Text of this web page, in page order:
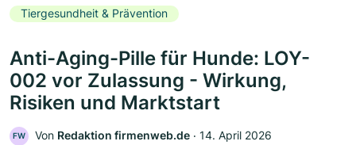
Tiergesundheit & Prävention
Anti-Aging-Pille für Hunde: LOY-
002 vor Zulassung - Wirkung,
Risiken und Marktstart
FW Von Redaktion firmenweb.de ‧ 14. April 2026